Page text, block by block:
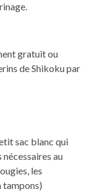
gratuit ou
deShikokupar
sac blanc qui
au
les
tampons)